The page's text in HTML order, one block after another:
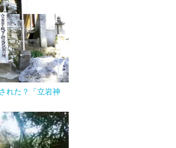
れた？「立岩神